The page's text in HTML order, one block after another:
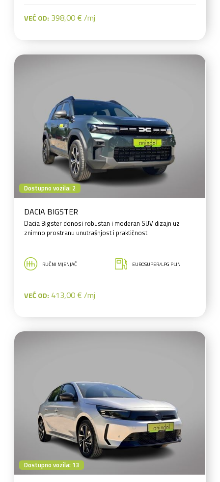
VEĆ OD: 398,00 € /mj
Dostupno vozila: 2
DACIA BIGSTER
Dacia Bigster donosi robustan i moderan SUV dizajn uz
znimno prostranu unutrašnjost i praktičnost
RUČNI MJENJAČ EUROSUPER/LPG PLIN
VEĆ OD: 413,00 € /mj
Dostupno vozila: 13